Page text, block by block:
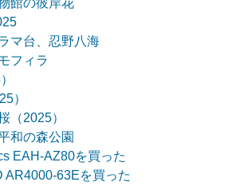
館の彼岸花
マ台、忍野八海
フィラ
）
（2025）
和の森公園
EAH-AZ80を買った
AR4000-63Eを買った